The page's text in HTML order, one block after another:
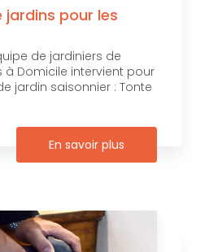
jardins pour les
de jardiniers de
à Domicile intervient pour
jardin saisonnier : Tonte
En savoir plus